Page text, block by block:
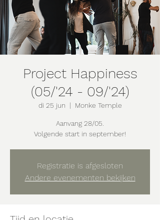
Project Happiness
(05/'24 - 09/'24)
di 25 jun
  |
Monke Temple
Aanvang 28/05.
Volgende start in september!
Registratie is afgesloten
Andere evenementen bekijken